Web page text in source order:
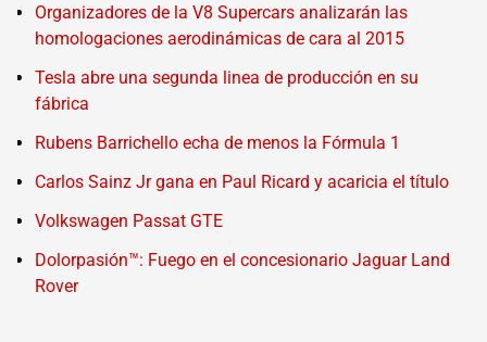
Organizadores de la V8 Supercars analizarán las
homologaciones aerodinámicas de cara al 2015
Tesla abre una segunda linea de producción en su
fábrica
Rubens Barrichello echa de menos la Fórmula 1
Carlos Sainz Jr gana en Paul Ricard y acaricia el título
Volkswagen Passat GTE
Dolorpasión™: Fuego en el concesionario Jaguar Land
Rover